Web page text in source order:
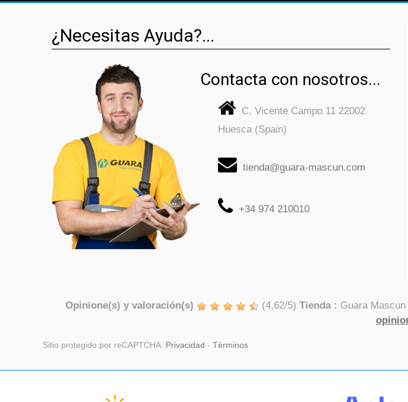
¿Necesitas Ayuda?...
Contacta con nosotros...
C. Vicente Campo 11 22002
Huesca (Spain)
tienda@guara-mascun.com
+34 974 210010
Opinione(s) y valoración(s) (4,62/5) Tienda : Guara Mascun
Sitio protegido por reCAPTCHA. Privacidad - Términos